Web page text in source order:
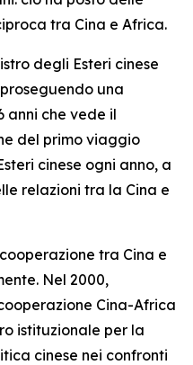
tra Cina e Africa.
degli Esteri cinese
una
che vede il
del primo viaggio
cinese ogni anno, a
relazioni tra la Cina e
tra Cina e
Nel 2000,
Cina-Africa
istituzionale per la
cinese nei confronti